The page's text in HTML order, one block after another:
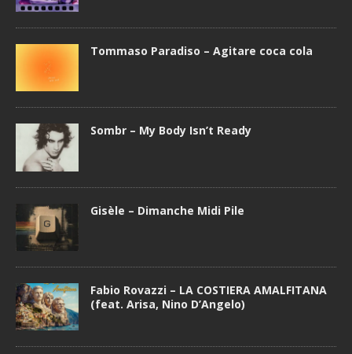
Tommaso Paradiso – Agitare coca cola
Sombr – My Body Isn’t Ready
Gisèle – Dimanche Midi Pile
Fabio Rovazzi – LA COSTIERA AMALFITANA
(feat. Arisa, Nino D’Angelo)